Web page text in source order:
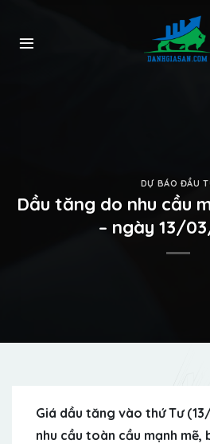
DỰ BÁO ĐẦU
Dầu tăng do nhu cầu
– ngày 13/
Giá dầu tăng vào thứ Tư
nhu cầu toàn cầu mạnh mẽ,